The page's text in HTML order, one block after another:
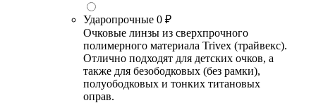
Ударопрочные 0 ₽
Очковые линзы из сверхпрочного
полимерного материала Trivex (трайвекс).
Отлично подходят для детских очков, а
также для безободковых (без рамки),
полуободковых и тонких титановых
оправ.